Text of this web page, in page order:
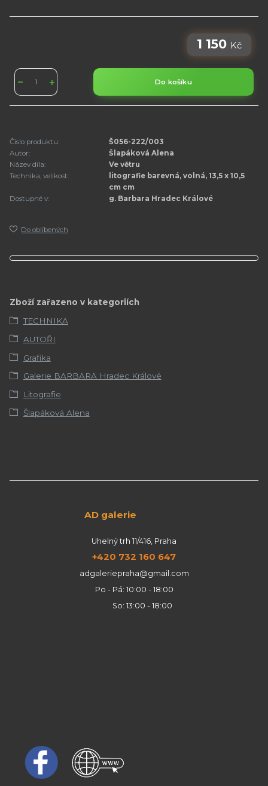
1 150 Kč
Do košíku
Číslo produktu:
Š056-222/003
Autor:
Šlapáková Alena
Název díla:
Ve větru
Technika, velikost:
litografie barevná, volná, 13,5 x 10,5
cm cm
Dostupné v:
g. Barbara Hradec Králové
Do oblíbených
Zboží zařazeno v kategoriích
TECHNIKA
AUTOŘI
Grafika
Galerie BARBARA Hradec Králové
Litografie
Šlapáková Alena
AD galerie
Uhelný trh 11/416, Praha
+420 732 160 647
adgaleriepraha@gmail.com
Po - Pá: 10:00 - 18:00
So: 13:00 - 18:00